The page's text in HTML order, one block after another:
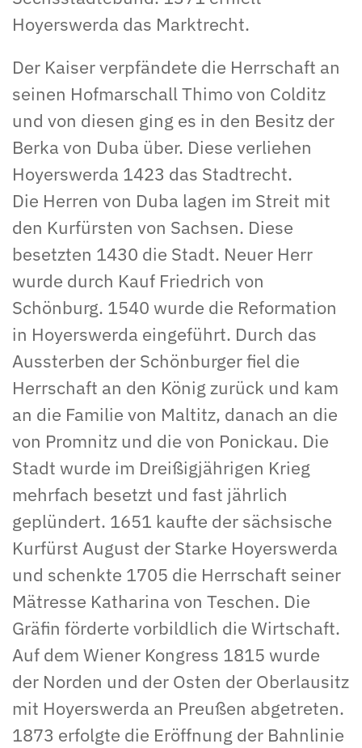
Hoyerswerda das Marktrecht.
Der Kaiser verpfändete die Herrschaft an
seinen Hofmarschall Thimo von Colditz
und von diesen ging es in den Besitz der
Berka von Duba über. Diese verliehen
Hoyerswerda 1423 das Stadtrecht.
Die Herren von Duba lagen im Streit mit
den Kurfürsten von Sachsen. Diese
besetzten 1430 die Stadt. Neuer Herr
wurde durch Kauf Friedrich von
Schönburg. 1540 wurde die Reformation
in Hoyerswerda eingeführt. Durch das
Aussterben der Schönburger fiel die
Herrschaft an den König zurück und kam
an die Familie von Maltitz, danach an die
von Promnitz und die von Ponickau. Die
Stadt wurde im Dreißigjährigen Krieg
mehrfach besetzt und fast jährlich
geplündert. 1651 kaufte der sächsische
Kurfürst August der Starke Hoyerswerda
und schenkte 1705 die Herrschaft seiner
Mätresse Katharina von Teschen. Die
Gräfin förderte vorbildlich die Wirtschaft.
Auf dem Wiener Kongress 1815 wurde
der Norden und der Osten der Oberlausitz
mit Hoyerswerda an Preußen abgetreten.
1873 erfolgte die Eröffnung der Bahnlinie